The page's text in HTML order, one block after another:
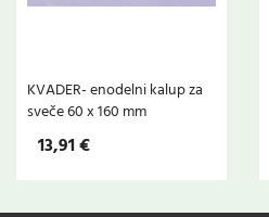
KVADER- enodelni kalup za
sveče 60 x 160 mm
13,91 €